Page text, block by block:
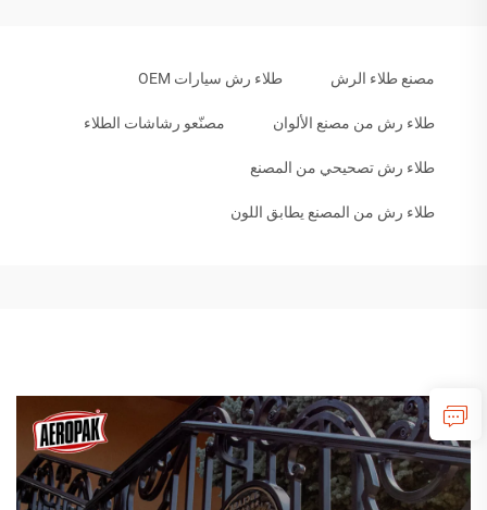
مصنع طلاء الرش طلاء رش سيارات OEM
طلاء رش من مصنع الألوان مصنّعو رشاشات الطلاء
طلاء رش تصحيحي من المصنع
طلاء رش من المصنع يطابق اللون